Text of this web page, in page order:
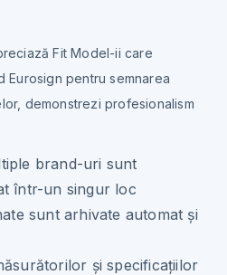
Fit Model-ii care
Eurosign pentru semnarea
demonstrezi profesionalism
brand-uri sunt
într-un singur loc
sunt arhivate automat și
și specificațiilor